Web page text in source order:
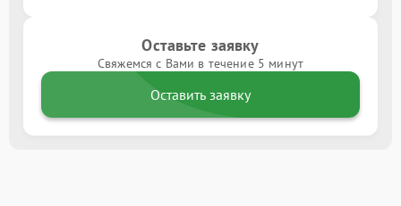
Оставьте заявку
Свяжемся с Вами в течение 5 минут
Оставить заявку